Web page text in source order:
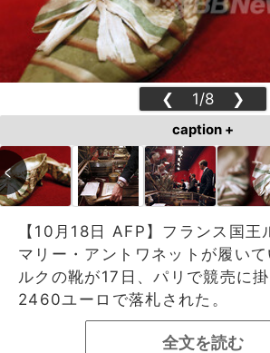
❮ 1/8 ❯
caption +
【10月18日 AFP】フランス国王
マリー・アントワネットが履い
ルクの靴が17日、パリで競売に
2460ユーロで落札された。
全文を読む